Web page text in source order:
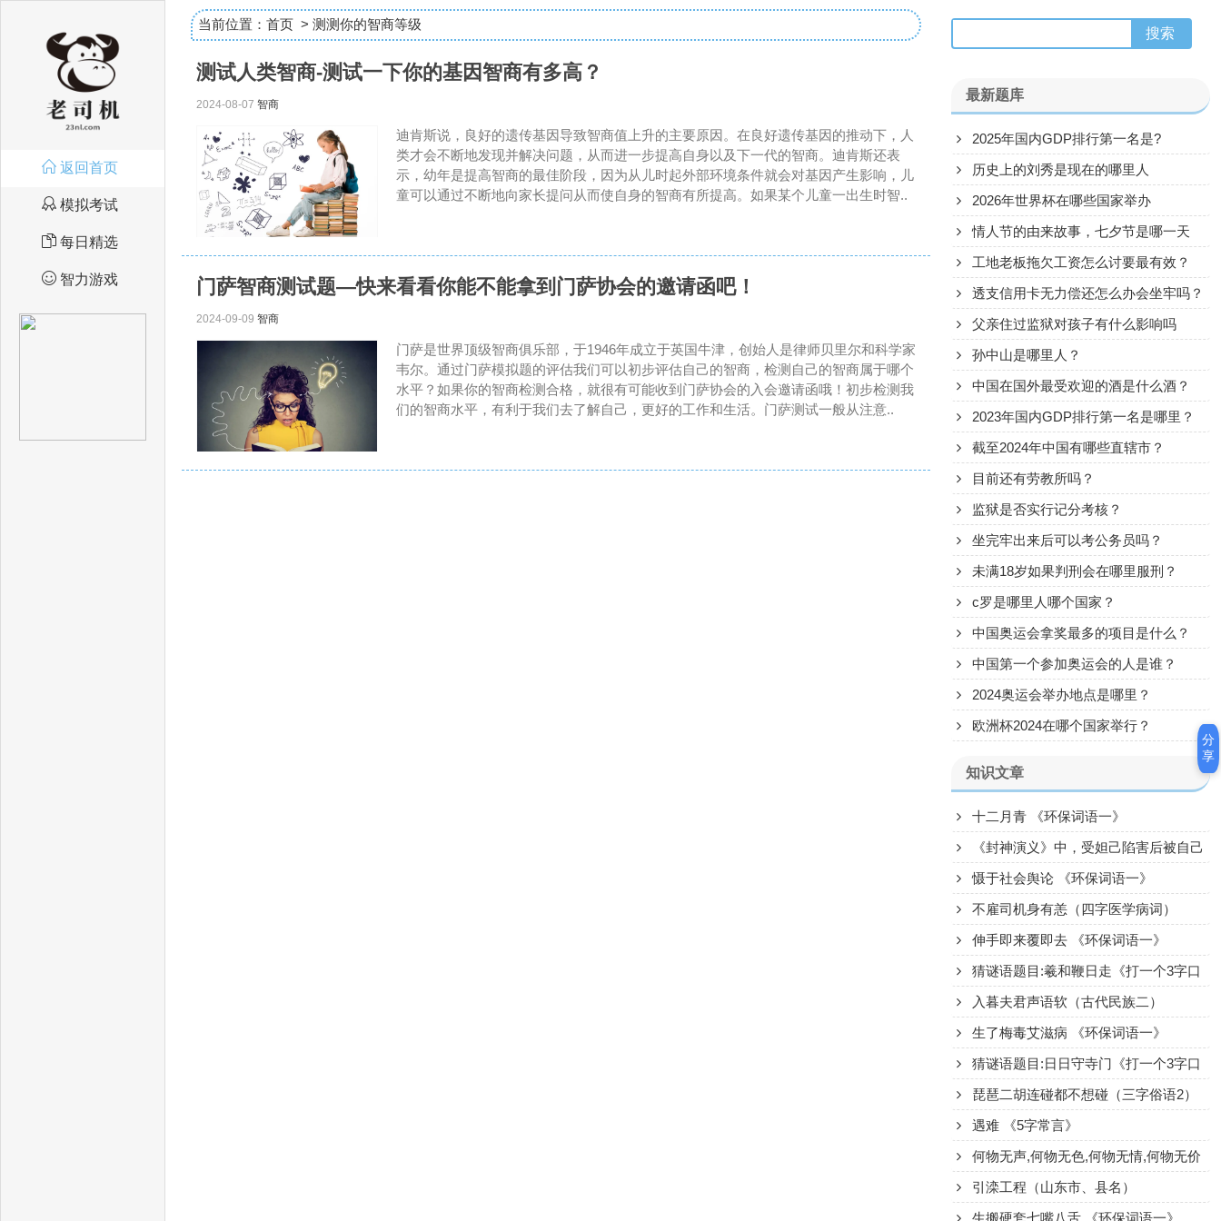
返回首页
模拟考试
每日精选
智力游戏
当前位置： 首页 > 测测你的智商等级
测试人类智商-测试一下你的基因智商有多高？
2024-08-07 智商
迪肯斯说，良好的遗传基因导致智商值上升的主要原因。在良好遗传基因的推动下，人
类才会不断地发现并解决问题，从而进一步提高自身以及下一代的智商。迪肯斯还表
示，幼年是提高智商的最佳阶段，因为从儿时起外部环境条件就会对基因产生影响，儿
童可以通过不断地向家长提问从而使自身的智商有所提高。如果某个儿童一出生时智..
门萨智商测试题—快来看看你能不能拿到门萨协会的邀请函吧！
2024-09-09 智商
门萨是世界顶级智商俱乐部，于1946年成立于英国牛津，创始人是律师贝里尔和科学家
韦尔。通过门萨模拟题的评估我们可以初步评估自己的智商，检测自己的智商属于哪个
水平？如果你的智商检测合格，就很有可能收到门萨协会的入会邀请函哦！初步检测我
们的智商水平，有利于我们去了解自己，更好的工作和生活。门萨测试一般从注意..
最新题库
2025年国内GDP排行第一名是?
历史上的刘秀是现在的哪里人
2026年世界杯在哪些国家举办
情人节的由来故事，七夕节是哪一天
工地老板拖欠工资怎么讨要最有效？
透支信用卡无力偿还怎么办会坐牢吗？
父亲住过监狱对孩子有什么影响吗
孙中山是哪里人？
中国在国外最受欢迎的酒是什么酒？
2023年国内GDP排行第一名是哪里？
截至2024年中国有哪些直辖市？
目前还有劳教所吗？
监狱是否实行记分考核？
坐完牢出来后可以考公务员吗？
未满18岁如果判刑会在哪里服刑？
c罗是哪里人哪个国家？
中国奥运会拿奖最多的项目是什么？
中国第一个参加奥运会的人是谁？
2024奥运会举办地点是哪里？
欧洲杯2024在哪个国家举行？
知识文章
十二月青 《环保词语一》
《封神演义》中，受妲己陷害后被自己
父亲误食的周文王姬昌的长子是谁？
慑于社会舆论 《环保词语一》
不雇司机身有恙（四字医学病词）
伸手即来覆即去 《环保词语一》
猜谜语题目:羲和鞭日走《打一个3字口
语》入暮夫君声语软（古代民族二）
生了梅毒艾滋病 《环保词语一》
猜谜语题目:日日守寺门《打一个3字口
语》琵琶二胡连碰都不想碰（三字俗语2）
遇难 《5字常言》
何物无声,何物无色,何物无情,何物无价
《打一个常用语》
引滦工程（山东市、县名）
生搬硬套七嘴八舌 《环保词语一》
分
享